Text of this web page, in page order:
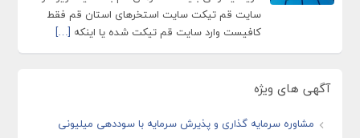
سایت قم تیکت سایت استخرهای استان قم فقط
کافیست وارد سایت قم تیکت شده یا اینکه […]
آگهی های ویژه
مشاوره سرمایه گذاری و پذیرش سرمایه با سوددهی میلیونی